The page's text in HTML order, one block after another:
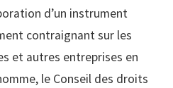
d’un instrument
contraignant sur les
et autres entreprises en
le Conseil des droits